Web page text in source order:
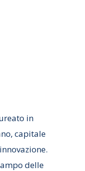
in
capitale
delle